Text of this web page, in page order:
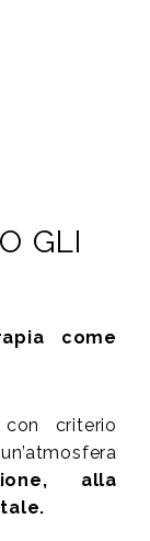
GLI
come
criterio
alla